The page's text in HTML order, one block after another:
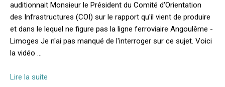
auditionnait Monsieur le Président du Comité d'Orientation
des Infrastructures (COI) sur le rapport qu'il vient de produire
et dans le lequel ne figure pas la ligne ferroviaire Angoulême -
Limoges Je n'ai pas manqué de l'interroger sur ce sujet. Voici
la vidéo …
Lire la suite